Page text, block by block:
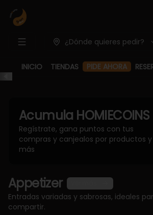
¿Dónde quieres pedir?
INICIO TIENDAS
PIDE AHORA
Acumula HOMIECOINS
Regístrate, gana puntos con tus
compras y canjealos por productos y
más
Appetizer
Entradas variadas y sabrosas, ideales
compartir.